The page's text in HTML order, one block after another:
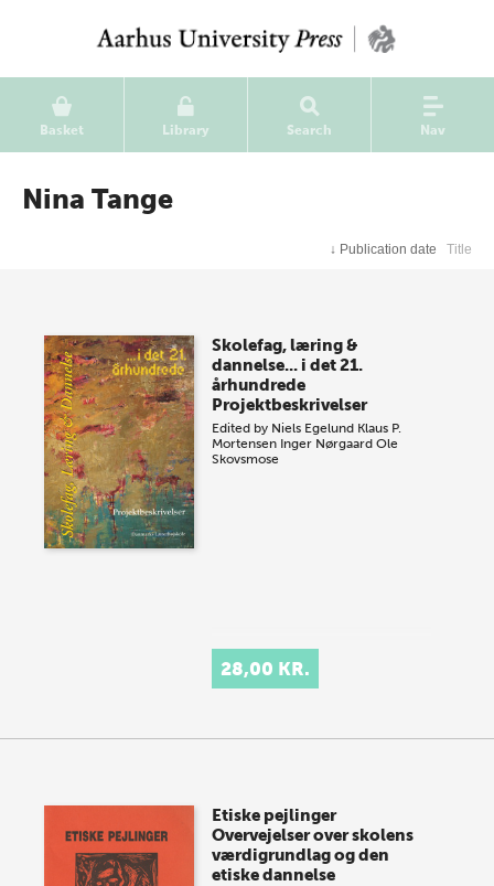
Basket Library Search Nav
Nina Tange
↓ Publication date Title
Skolefag, læring &
dannelse... i det 21.
århundrede
Projektbeskrivelser
Edited by Niels Egelund Klaus P.
Mortensen Inger Nørgaard Ole
Skovsmose
28,00 KR.
Etiske pejlinger
Overvejelser over skolens
værdigrundlag og den
etiske dannelse